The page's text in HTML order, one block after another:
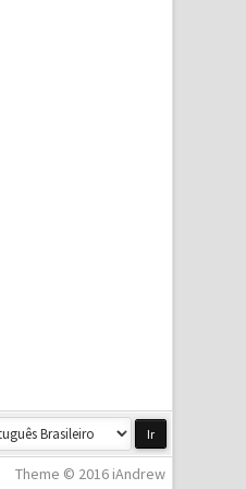
Theme © 2016 iAndrew